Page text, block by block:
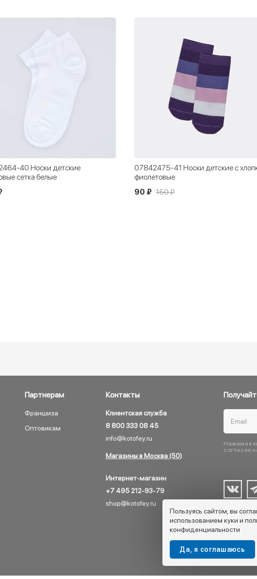
41 Носки детские с хлопком
150 ₽
07842510-40 Высокие хлопковые
Банты
70 ₽ 150 ₽
Партнерам
Франшиза
Оптовикам
Контакты
Клиентская служба
8 800 333 08 45
info@kotofey.ru
Магазины в Москва (50)
Интернет-магазин
+7 495 212-93-79
shop@kotofey.ru
Нажимая
согласие
Пользуясь сайтом, вы
использованием куки и
конфиденциальности
Да, я соглашаюсь